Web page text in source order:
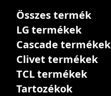
Összes termék
LG termékek
Cascade termékek
Clivet termékek
TCL termékek
Tartozékok